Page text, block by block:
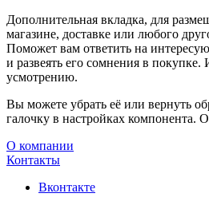
Дополнительная вкладка, для
магазине, доставке или любого
Поможет вам ответить на
и развеять его сомнения в покупке.
усмотрению.
Вы можете убрать её или вернуть
галочку в настройках компонента.
О компании
Контакты
Вконтакте